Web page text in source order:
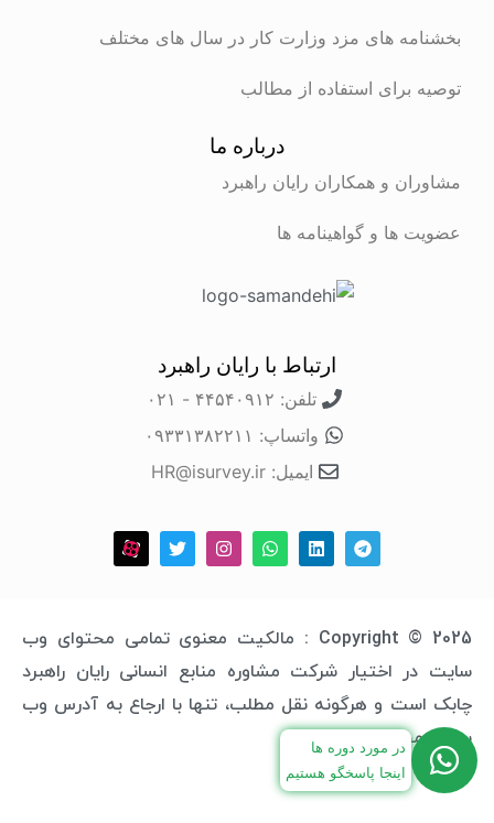
بخشنامه های مزد وزارت کار در سال های مختلف
توصیه برای استفاده از مطالب
درباره ما
مشاوران و همکاران رایان راهبرد
عضویت ها و گواهینامه ها
ارتباط با رایان راهبرد
تلفن: ۴۴۵۴۰۹۱۲ - ۰۲۱
واتساپ: ۰۹۳۳۱۳۸۲۲۱۱
ایمیل: HR@isurvey.ir
Copyright © 2025 : مالکیت معنوی تمامی محتوای وب
سایت در اختیار شرکت مشاوره منابع انسانی رایان راهبرد
چابک است و هرگونه نقل مطلب، تنها با ارجاع به آدرس وب
سایت مجاز خواهد بود.
در مورد دوره ها
اینجا پاسخگو هستیم